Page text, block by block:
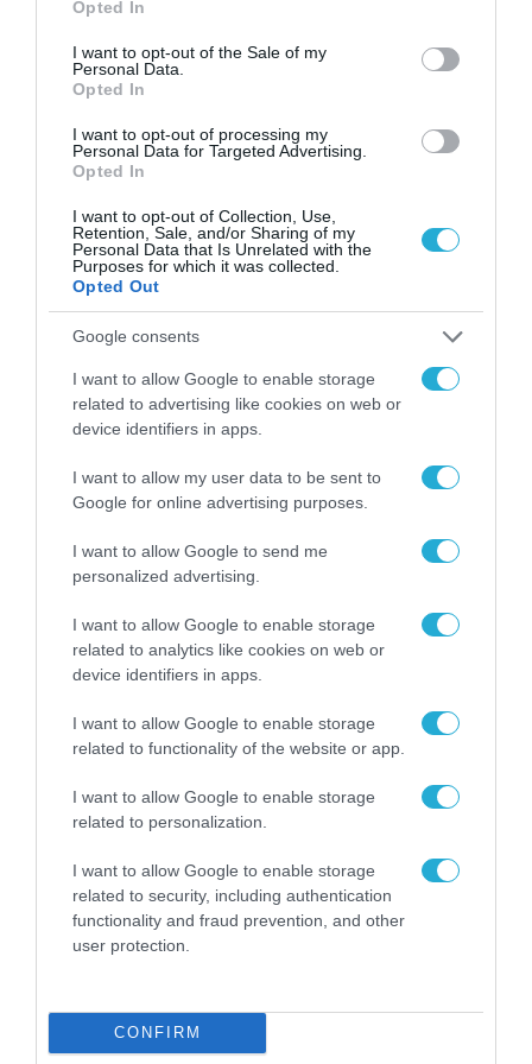
use your data for below specified purposes in below Google
consent section.
Opted In
I want to opt-out of the Sale of my
Personal Data.
Opted In
I want to opt-out of processing my
Personal Data for Targeted Advertising.
Opted In
I want to opt-out of Collection, Use,
Retention, Sale, and/or Sharing of my
Personal Data that Is Unrelated with the
Purposes for which it was collected.
Opted Out
Google consents
I want to allow Google to enable storage
related to advertising like cookies on web or
device identifiers in apps.
I want to allow my user data to be sent to
Google for online advertising purposes.
I want to allow Google to send me
personalized advertising.
I want to allow Google to enable storage
related to analytics like cookies on web or
device identifiers in apps.
I want to allow Google to enable storage
related to functionality of the website or app.
I want to allow Google to enable storage
related to personalization.
I want to allow Google to enable storage
related to security, including authentication
functionality and fraud prevention, and other
user protection.
CONFIRM
ΕΚΔΗΛΩΣΕΙΣ
e-Government Forum: Στις 14 Οκτωβρίου η
μεγάλη συνάντηση της Ψηφιακής
Διακυβέρνησης στην εποχή μετά το RRF
31.07.2026